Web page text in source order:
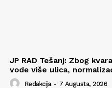
JP RAD Tešanj: Zbog
vode više ulica,
Redakcija - 7 Augusta, 2026